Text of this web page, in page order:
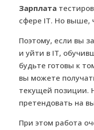
Зарплата
сфере IT. Но выше,
Поэтому, если вы
и уйти в IT,
будьте готовы к
вы можете
текущей позиции.
претендовать на
При этом работа